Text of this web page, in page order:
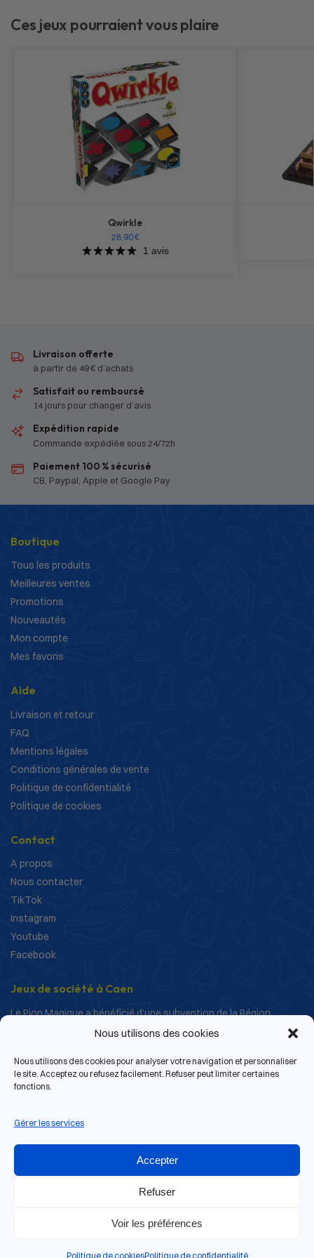
Nous utilisons des cookies
Nous utilisons des cookies pour analyser votre navigation et personnaliser
le site. Acceptez ou refusez facilement. Refuser peut limiter certaines
fonctions.
Gérer les services
Accepter
Refuser
Voir les préférences
Politique de cookiesPolitique de confidentialité
Ces jeux pourraient vous plaire
Qwirkle
28,90€
1 avis
Livraison offerte
à partir de 49 € d’achats
Satisfait ou remboursé
14 jours pour changer d’avis
Expédition rapide
Commande expédiée sous 24/72h
Paiement 100 % sécurisé
CB, Paypal, Apple et Google Pay
Boutique
Tous les produits
Meilleures ventes
Promotions
Nouveautés
Mon compte
Mes favoris
Aide
Livraison et retour
FAQ
Mentions légales
Conditions générales de vente
Politique de confidentialité
Politique de cookies
Contact
A propos
Nous contacter
TikTok
Instagram
Youtube
Facebook
Jeux de société à Caen
Le Pion Magique a bénéficié d’une subvention de la Région
Normandie dans le cadre de ses actions de structuration et de